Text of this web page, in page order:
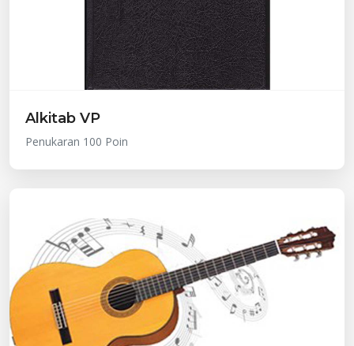
Alkitab VP
Penukaran 100 Poin